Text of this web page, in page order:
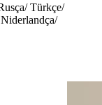
Türkçe/